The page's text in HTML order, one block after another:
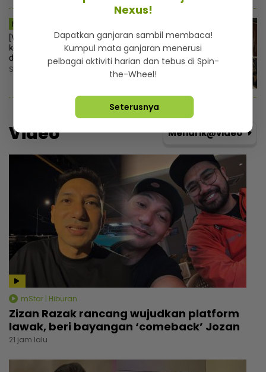
MSTAR | HIBURAN
[V] “Saya pun emosilah“ - Netizen
keliru, Sherry Alhadad kesal fizikal
dihina susulan kes Rocky
Sabtu, 8 Ogos 2026 12:30 PM
Video Menarik@video
mStar | Hiburan
Zizan Razak rancang wujudkan platform
lawak, beri bayangan ‘comeback’ Jozan
21 jam lalu
Nexus!
Dapatkan ganjaran sambil membaca!
Kumpul mata ganjaran menerusi
pelbagai aktiviti harian dan tebus di Spin-
the-Wheel!
Seterusnya